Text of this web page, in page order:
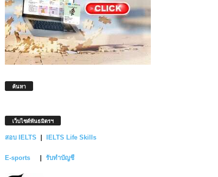
ค้นหา
เว็บไซต์พันธมิตรฯ
สอบ IELTS | IELTS Life Skills
E-sports | รับทำบัญชี